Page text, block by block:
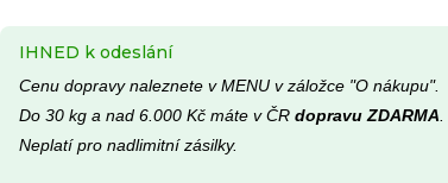
IHNED k odeslání
Cenu dopravy naleznete v MENU v záložce "O nákupu".
Do 30 kg a nad 6.000 Kč máte v ČR dopravu ZDARMA
Neplatí pro nadlimitní zásilky.